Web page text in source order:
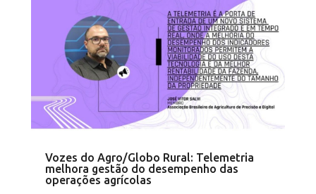
Vozes do Agro/Globo Rural: Telemetria
melhora gestão do desempenho das
operações agrícolas